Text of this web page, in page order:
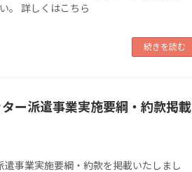
。 詳しくはこちら
続きを読む
ー派遣事業実施要綱・約款掲載
事業実施要綱・約款を掲載いたしまし